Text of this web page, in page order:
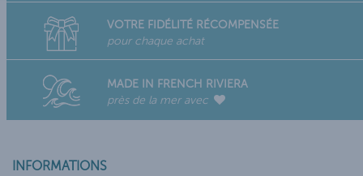
VOTRE FIDÉLITÉ RÉCOMPENSÉE
pour chaque achat
MADE IN FRENCH RIVIERA
près de la mer avec
INFORMATIONS